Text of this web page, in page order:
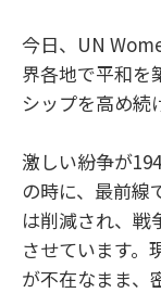
今日、UN
界各地で平和を
シップを高め続
激しい紛争が
の時に、最前線
は削減され、戦
させています。
が不在なまま、